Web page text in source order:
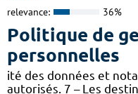
relevance: 36%
Politique de
personnelles
ité des données et
autorisés. 7 – Les